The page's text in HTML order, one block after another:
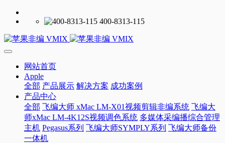
400-8313-115
网站首页
Apple
全部 产品展示 解决方案 成功案例
产品中心
全部 飞编大师 xMac LM-X01视频剪辑非编系统 飞编大
师xMac LM-4K12S视频调色系统 多媒体采编播综合管理
主机 Pegasus系列 飞编大师SYMPLY系列 飞编大师备份
一体机